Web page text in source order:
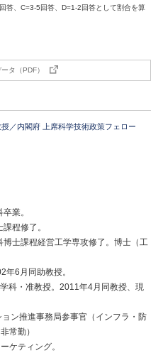
答、C=3-5回答、D=1-2回答として割合を算
タ（PDF）
／内閣府 上席科学技術政策フェロー
業。
程修了。
士課程経営工学専攻修了。博士（工
6月同助教授。
科・准教授。2011年4月同教授、現
ン推進事務局参事官（インフラ・防
常勤）
ケティング。